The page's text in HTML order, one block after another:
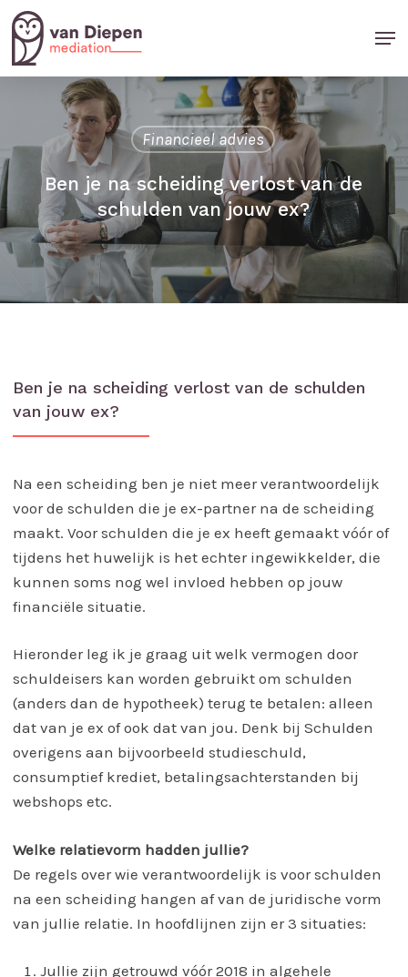
Skip
main
Financieel advies
Ben je na scheiding verlost van de
schulden van jouw ex?
Ben je na scheiding verlost van de schulden
van jouw ex?
Na een scheiding ben je niet meer verantwoordelijk
voor de schulden die je ex-partner na de scheiding
maakt. Voor schulden die je ex heeft gemaakt vóór of
tijdens het huwelijk is het echter ingewikkelder, die
kunnen soms nog wel invloed hebben op jouw
financiële situatie.
Hieronder leg ik je graag uit welk vermogen door
schuldeisers kan worden gebruikt om schulden
(anders dan de hypotheek) terug te betalen: alleen
dat van je ex of ook dat van jou. Denk bij Schulden
overigens aan bijvoorbeeld studieschuld,
consumptief krediet, betalingsachterstanden bij
webshops etc.
Welke relatievorm hadden jullie?
De regels over wie verantwoordelijk is voor schulden
na een scheiding hangen af van de juridische vorm
van jullie relatie. In hoofdlijnen zijn er 3 situaties:
Jullie zijn getrouwd vóór 2018 in algehele
Menu